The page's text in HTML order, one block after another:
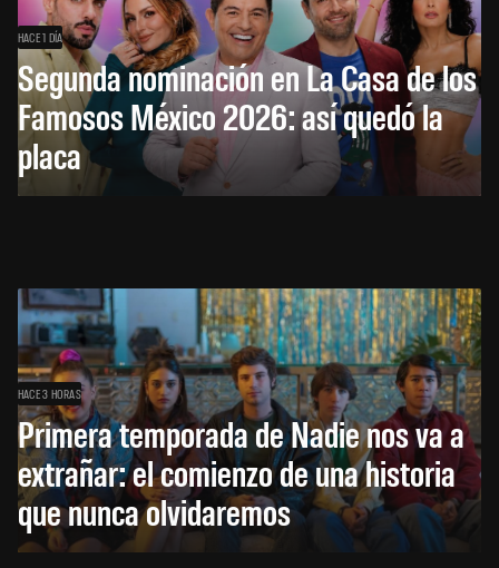
HACE 1 DÍA
Segunda nominación en La Casa de los
Famosos México 2026: así quedó la
placa
HACE 3 HORAS
Primera temporada de Nadie nos va a
extrañar: el comienzo de una historia
que nunca olvidaremos